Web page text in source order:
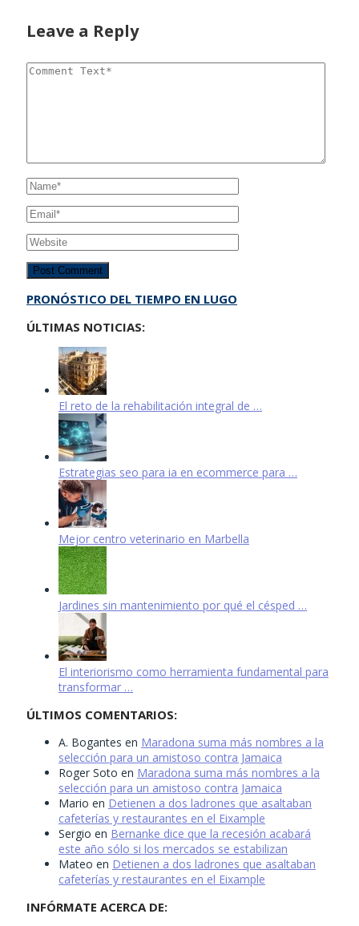
Leave a Reply
PRONÓSTICO DEL TIEMPO EN LUGO
ÚLTIMAS NOTICIAS:
El reto de la rehabilitación integral de …
Estrategias seo para ia en ecommerce para …
Mejor centro veterinario en Marbella
Jardines sin mantenimiento por qué el césped …
El interiorismo como herramienta fundamental para
transformar …
ÚLTIMOS COMENTARIOS:
A. Bogantes en Maradona suma más nombres a la
selección para un amistoso contra Jamaica
Roger Soto en Maradona suma más nombres a la
selección para un amistoso contra Jamaica
Mario en Detienen a dos ladrones que asaltaban
cafeterías y restaurantes en el Eixample
Sergio en Bernanke dice que la recesión acabará
este año sólo si los mercados se estabilizan
Mateo en Detienen a dos ladrones que asaltaban
cafeterías y restaurantes en el Eixample
INFÓRMATE ACERCA DE: